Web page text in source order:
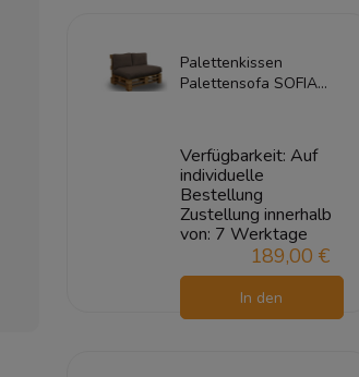
Palettenkissen
Palettensofa SOFIA
Verfügbarkeit: Auf
individuelle
Bestellung
Zustellung innerhalb
von: 7 Werktage
189,00 €
In den